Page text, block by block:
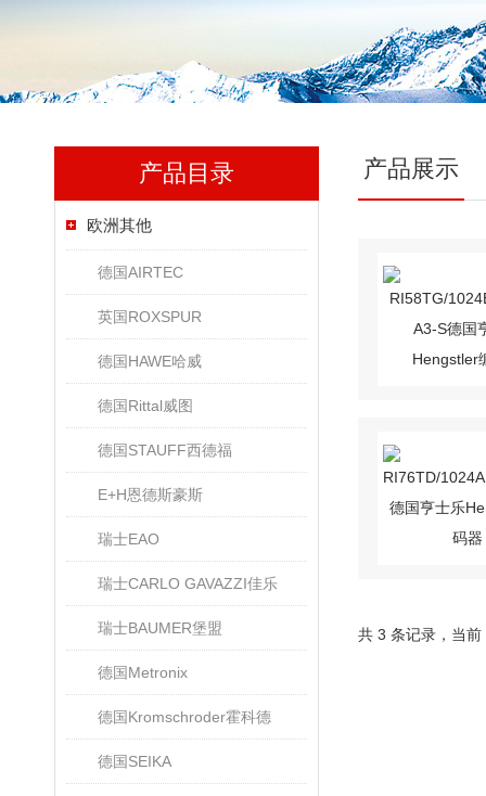
产品目录
欧洲其他
德国AIRTEC
英国ROXSPUR
德国HAWE哈威
德国Rittal威图
德国STAUFF西德福
E+H恩德斯豪斯
瑞士EAO
瑞士CARLO GAVAZZI佳乐
瑞士BAUMER堡盟
德国Metronix
德国Kromschroder霍科德
德国SEIKA
产品展示
共 3 条记录，当